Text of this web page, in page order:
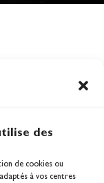
des
de cookies ou
à vos centres